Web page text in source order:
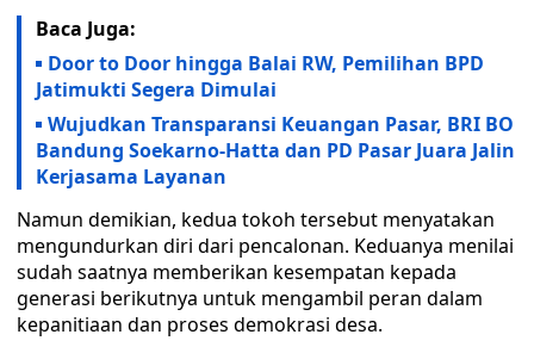
Baca Juga:
Door to Door hingga Balai RW, Pemilihan BPD
Jatimukti Segera Dimulai
Wujudkan Transparansi Keuangan Pasar, BRI BO
Bandung Soekarno-Hatta dan PD Pasar Juara Jalin
Kerjasama Layanan
Namun demikian, kedua tokoh tersebut menyatakan
mengundurkan diri dari pencalonan. Keduanya menilai
sudah saatnya memberikan kesempatan kepada
generasi berikutnya untuk mengambil peran dalam
kepanitiaan dan proses demokrasi desa.